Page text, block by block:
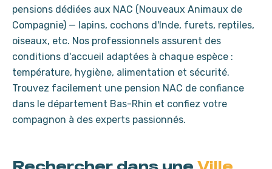
pensions dédiées aux NAC (Nouveaux Animaux de
Compagnie) — lapins, cochons d'Inde, furets, reptiles,
oiseaux, etc. Nos professionnels assurent des
conditions d'accueil adaptées à chaque espèce :
température, hygiène, alimentation et sécurité.
Trouvez facilement une pension NAC de confiance
dans le département Bas-Rhin et confiez votre
compagnon à des experts passionnés.
Rechercher dans une Ville